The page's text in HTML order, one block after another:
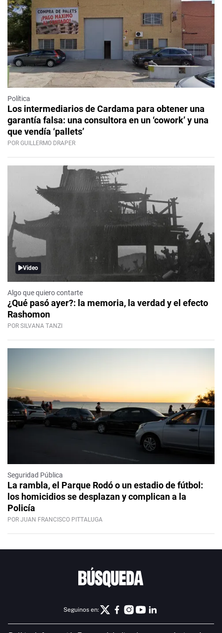
Política
Los intermediarios de Cardama para obtener una
garantía falsa: una consultora en un ‘cowork’ y una
que vendía ‘pallets’
POR GUILLERMO DRAPER
Video
Algo que quiero contarte
¿Qué pasó ayer?: la memoria, la verdad y el efecto
Rashomon
POR SILVANA TANZI
Seguridad Pública
La rambla, el Parque Rodó o un estadio de fútbol:
los homicidios se desplazan y complican a la
Policía
POR JUAN FRANCISCO PITTALUGA
Seguinos en: